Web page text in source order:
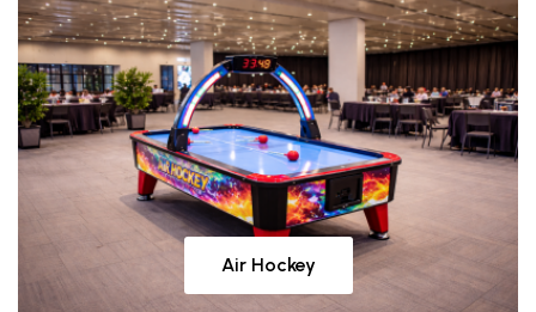
Air Hockey